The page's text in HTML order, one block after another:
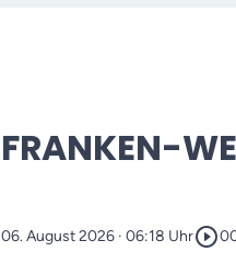
FRANKEN-
06. August 2026 · 06:18 Uhrplay_circle_outline